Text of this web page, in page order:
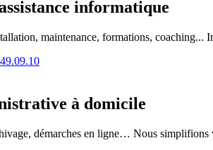
informatique
maintenance, formations, coaching...
à domicile
démarches en ligne… Nous simplifions